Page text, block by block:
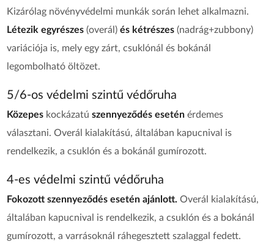
Kizárólag növényvédelmi munkák során lehet alkalmazni.
Létezik egyrészes (overál)és kétrészes (nadrág+zubbony)
variációja is, mely egy zárt, csuklónál és bokánál
legombolható öltözet.
5/6-os védelmi szintű védőruha
Közepes kockázatúszennyeződés esetén érdemes
választani. Overál kialakítású, általában kapucnival is
rendelkezik, a csuklón és a bokánál gumírozott.
4-es védelmi szintű védőruha
Fokozott szennyeződés esetén ajánlott. Overál kialakítású,
általában kapucnival is rendelkezik, a csuklón és a bokánál
gumírozott,a varrásoknál ráhegesztett szalaggal fedett.